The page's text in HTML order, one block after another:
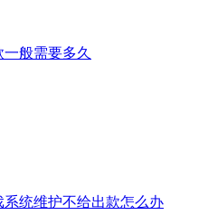
一般需要多久
系统维护不给出款怎么办